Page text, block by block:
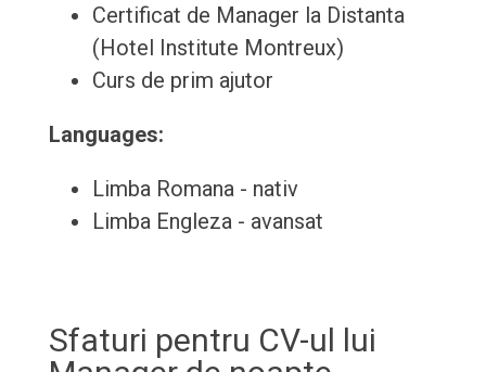
Certificat de Manager la Distanta
(Hotel Institute Montreux)
Curs de prim ajutor
Languages:
Limba Romana - nativ
Limba Engleza - avansat
Sfaturi pentru CV-ul lui